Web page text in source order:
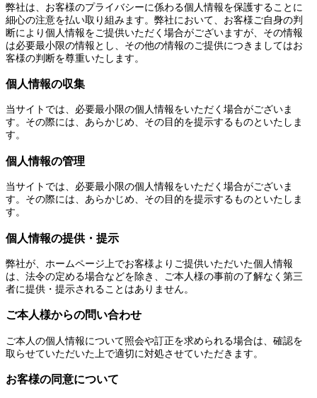
弊社は、お客様のプライバシーに係わる個人情報を保護することに
細心の注意を払い取り組みます。弊社において、お客様ご自身の判
断により個人情報をご提供いただく場合がございますが、その情報
は必要最小限の情報とし、その他の情報のご提供につきましてはお
客様の判断を尊重いたします。
個人情報の収集
当サイトでは、必要最小限の個人情報をいただく場合がございま
す。その際には、あらかじめ、その目的を提示するものといたしま
す。
個人情報の管理
当サイトでは、必要最小限の個人情報をいただく場合がございま
す。その際には、あらかじめ、その目的を提示するものといたしま
す。
個人情報の提供・提示
弊社が、ホームページ上でお客様よりご提供いただいた個人情報
は、法令の定める場合などを除き、ご本人様の事前の了解なく第三
者に提供・提示されることはありません。
ご本人様からの問い合わせ
ご本人の個人情報について照会や訂正を求められる場合は、確認を
取らせていただいた上で適切に対処させていただきます。
お客様の同意について